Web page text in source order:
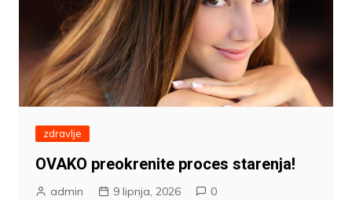
zdravlje
OVAKO preokrenite proces starenja!
admin 9 lipnja, 2026 0